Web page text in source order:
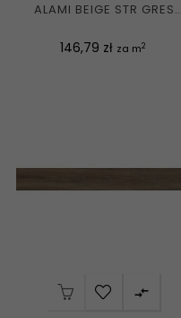
ALAMI BEIGE STR GRES
Cena
146,79 zł za m2
